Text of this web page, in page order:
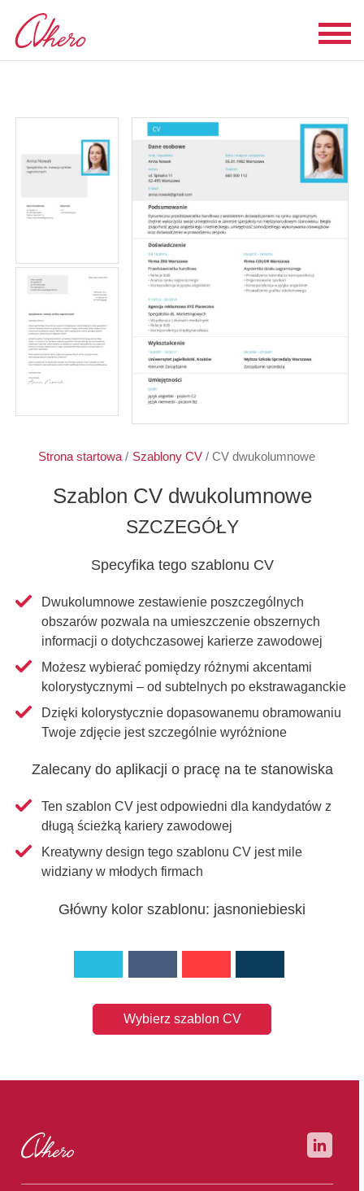
Strona startowa/ Szablony CV/ CV dwukolumnowe
Szablon CV dwukolumnowe
SZCZEGÓŁY
Specyfika tego szablonu CV
Dwukolumnowe zestawienie poszczególnych
obszarów pozwala na umieszczenie obszernych
informacji o dotychczasowej karierze zawodowej
Możesz wybierać pomiędzy różnymi akcentami
kolorystycznymi – od subtelnych po ekstrawaganckie
Dzięki kolorystycznie dopasowanemu obramowaniu
Twoje zdjęcie jest szczególnie wyróżnione
Zalecany do aplikacji o pracę na te stanowiska
Ten szablon CV jest odpowiedni dla kandydatów z
długą ścieżką kariery zawodowej
Kreatywny design tego szablonu CV jest mile
widziany w młodych firmach
Główny kolor szablonu: jasnoniebieski
Wybierz szablon CV